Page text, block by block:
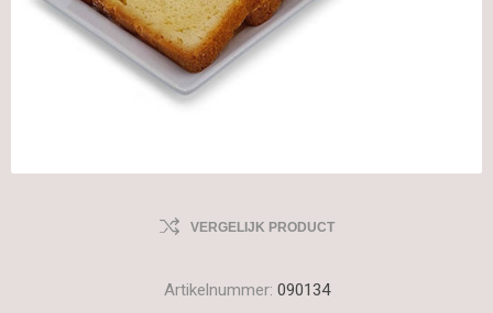
VERGELIJK PRODUCT
Artikelnummer: 090134